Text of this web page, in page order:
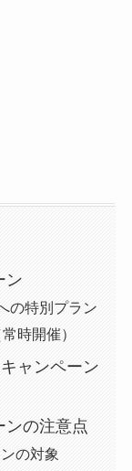
ン
の特別プラン
時開催）
ャンペーン
の注意点
の対象